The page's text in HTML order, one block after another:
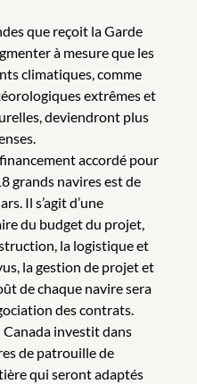
que reçoit la Garde
à mesure que les
climatiques, comme
extrêmes et
deviendront plus
accordé pour
grands navires est de
Il s’agit d’une
du budget du projet,
la logistique et
la gestion de projet et
de chaque navire sera
des contrats.
investit dans
de patrouille de
qui seront adaptés